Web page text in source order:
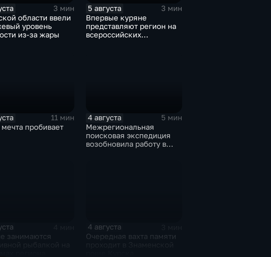
3 мин
области ввели
уровень
из-за жары
5 августа
3 мин
Впервые куряне
представляют регион на
всероссийских
11 мин
мечта пробивает
4 августа
5 мин
Межрегиональная
поисковая экспедиция
возобновила работу в
занимаются
4 августа
Очередная вахта памяти